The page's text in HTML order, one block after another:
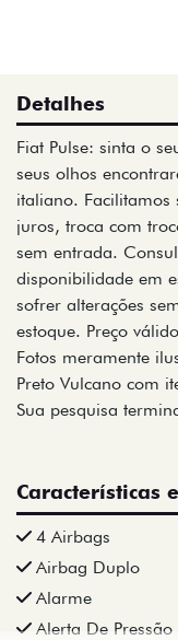
Detalhes
Fiat Pulse: sinta o
seus olhos
italiano. Facilitamos
juros, troca com
sem entrada.
disponibilidade em
sofrer alterações
estoque. Preço
Fotos meramente
Preto Vulcano com
Sua pesquisa
Características
4 Airbags
Airbag Duplo
Alarme
Alerta De Pressão